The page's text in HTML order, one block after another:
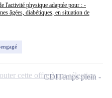
l'activité physique adaptée pour : -
âgées, diabétiques, en situation de
CDITemps plein
cette offre à ma sélection